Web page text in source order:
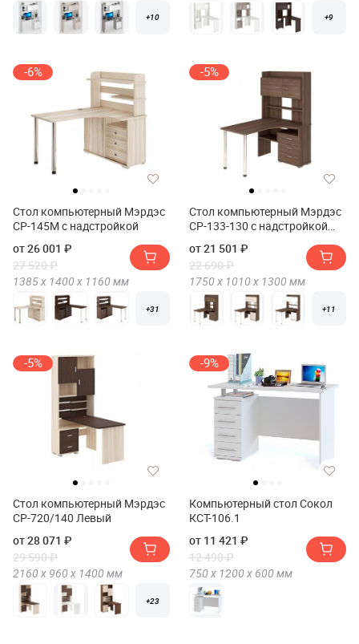
+10 +9
-6%
Стол компьютерный Мэрдэс
СР-145М с надстройкой
от 26 001 ₽
27 520 ₽
1385 х 1400 х 1160 мм
+31
-5%
Стол компьютерный Мэрдэс
СР-133-130 с надстройкой
от 21 501 ₽
22 690 ₽
1750 х 1010 х 1300 мм
+11
-5%
Стол компьютерный Мэрдэс
СР-720/140 Левый
от 28 071 ₽
29 590 ₽
2160 х 960 х 1400 мм
+23
-9%
Компьютерный стол Сокол
КСТ-106.1
от 11 421 ₽
12 490 ₽
750 х 1200 х 600 мм